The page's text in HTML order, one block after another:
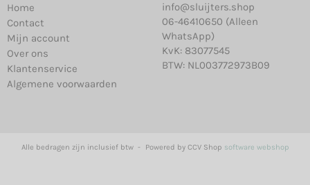
Home
Contact
Mijn account
Over ons
Klantenservice
Algemene voorwaarden
info@sluijters.shop
06-46410650 (Alleen
WhatsApp)
KvK: 83077545
BTW: NL003772973B09
Alle bedragen zijn inclusief btw - Powered by CCV Shop software webshop